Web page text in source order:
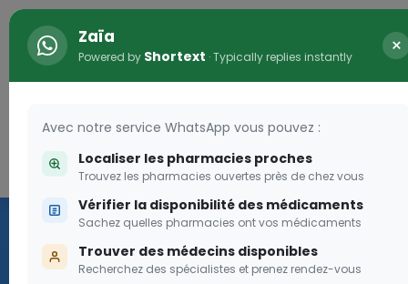
Connexion
Les aides sociales Pharma
Dream
Zaïa
Powered by Shortext · Typically replies instantly ×
Avec notre service WhatsApp vous pouvez :
Localiser les pharmacies proches
Trouvez les pharmacies ouvertes près de chez vous
Vérifier la disponibilité des médicaments
Sachez quelles pharmacies ont vos médicaments
Trouver des médecins disponibles
Recherchez des spécialistes et prenez rendez-vous